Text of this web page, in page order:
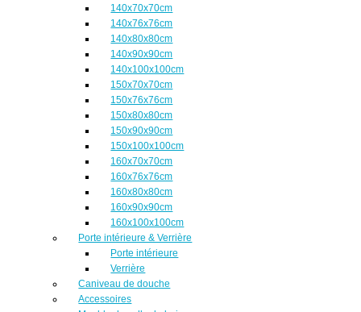
140x70x70cm
140x76x76cm
140x80x80cm
140x90x90cm
140x100x100cm
150x70x70cm
150x76x76cm
150x80x80cm
150x90x90cm
150x100x100cm
160x70x70cm
160x76x76cm
160x80x80cm
160x90x90cm
160x100x100cm
Porte intérieure & Verrière
Porte intérieure
Verrière
Caniveau de douche
Accessoires